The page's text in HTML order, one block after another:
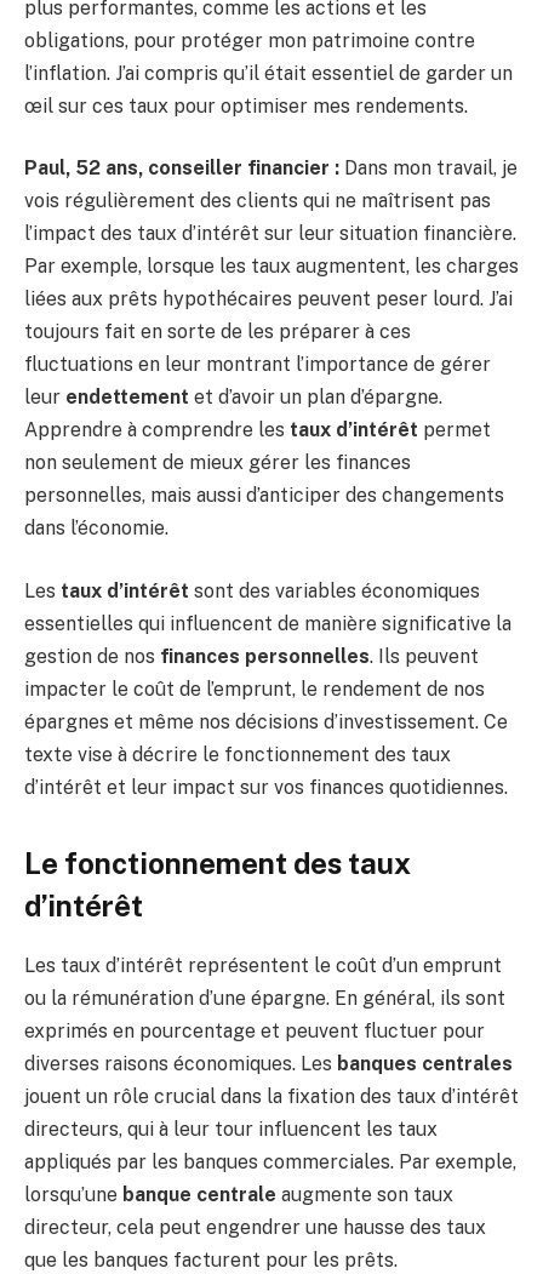
plus performantes, comme les actions et les
obligations, pour protéger mon patrimoine contre
l’inflation. J’ai compris qu’il était essentiel de garder un
œil sur ces taux pour optimiser mes rendements.
Paul, 52 ans, conseiller financier : Dans mon travail, je
vois régulièrement des clients qui ne maîtrisent pas
l’impact des taux d’intérêt sur leur situation financière.
Par exemple, lorsque les taux augmentent, les charges
liées aux prêts hypothécaires peuvent peser lourd. J’ai
toujours fait en sorte de les préparer à ces
fluctuations en leur montrant l’importance de gérer
leur endettement et d’avoir un plan d’épargne.
Apprendre à comprendre les taux d’intérêt permet
non seulement de mieux gérer les finances
personnelles, mais aussi d’anticiper des changements
dans l’économie.
Les taux d’intérêt sont des variables économiques
essentielles qui influencent de manière significative la
gestion de nos finances personnelles. Ils peuvent
impacter le coût de l’emprunt, le rendement de nos
épargnes et même nos décisions d’investissement. Ce
texte vise à décrire le fonctionnement des taux
d’intérêt et leur impact sur vos finances quotidiennes.
Le fonctionnement des taux
d’intérêt
Les taux d’intérêt représentent le coût d’un emprunt
ou la rémunération d’une épargne. En général, ils sont
exprimés en pourcentage et peuvent fluctuer pour
diverses raisons économiques. Les banques centrales
jouent un rôle crucial dans la fixation des taux d’intérêt
directeurs, qui à leur tour influencent les taux
appliqués par les banques commerciales. Par exemple,
lorsqu’une banque centrale augmente son taux
directeur, cela peut engendrer une hausse des taux
que les banques facturent pour les prêts.